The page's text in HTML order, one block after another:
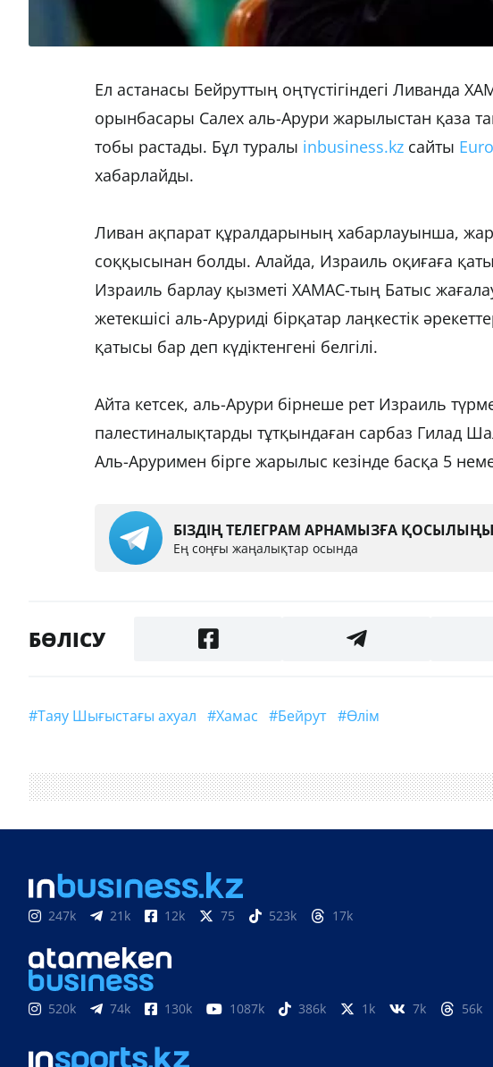
Ел астанасы Бейруттың оңтүстігіндегі Ливанда
орынбасары Салех аль-Арури жарылыстан қаза
тобы растады. Бұл туралы inbusiness.kz сайты
хабарлайды.
Ливан ақпарат құралдарының хабарлауынша,
соққысынан болды. Алайда, Израиль оқиғаға
Израиль барлау қызметі ХАМАС-тың Батыс
жетекшісі аль-Аруриді бірқатар лаңкестік
қатысы бар деп күдіктенгені белгілі.
Айта кетсек, аль-Арури бірнеше рет Израиль
палестиналықтарды тұтқындаған сарбаз Гилад
Аль-Аруримен бірге жарылыс кезінде басқа 5
БІЗДІҢ ТЕЛЕГРАМ АРНАМЫЗҒА
Ең соңғы жаңалықтар осында
БӨЛІСУ
#Таяу Шығыстағы ахуал #Хамас #Бейрут #өлім
247k 21k 12k 75 523k 17k
520k 74k 130k 1087k 386k 1k 7k 56k